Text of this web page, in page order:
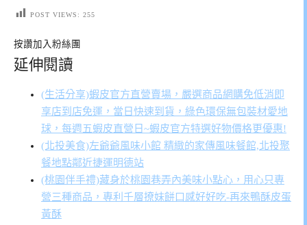
POST VIEWS: 255
按讚加入粉絲團
延伸閱讀
(生活分享)蝦皮官方直營賣場，嚴選商品網購免低消即
享店到店免運，當日快速到貨，綠色環保無包裝材愛地
球，每週五蝦皮直營日~蝦皮官方特選好物價格更優惠!
(北投美食)左爺爺風味小館 精緻的家傳風味餐館,北投聚
餐地點鄰近捷運明德站
(桃園伴手禮)藏身於桃園巷弄內美味小點心，用心只專
營三種商品，專利千層撩妹餅口感好好吃-再來鴨酥皮蛋
黃酥